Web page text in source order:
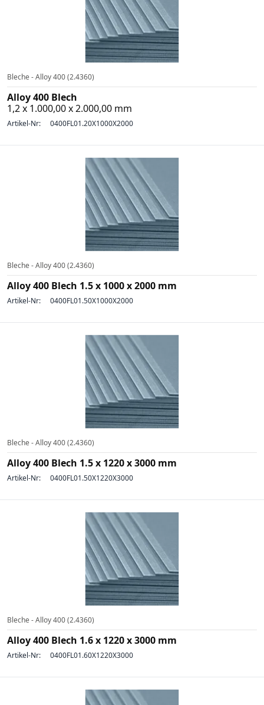
Bleche - Alloy 400 (2.4360)
Alloy 400 Blech
1,2 x 1.000,00 x 2.000,00 mm
Artikel-Nr: 0400FL01.20X1000X2000
Bleche - Alloy 400 (2.4360)
Alloy 400 Blech 1.5 x 1000 x 2000 mm
Artikel-Nr: 0400FL01.50X1000X2000
Bleche - Alloy 400 (2.4360)
Alloy 400 Blech 1.5 x 1220 x 3000 mm
Artikel-Nr: 0400FL01.50X1220X3000
Bleche - Alloy 400 (2.4360)
Alloy 400 Blech 1.6 x 1220 x 3000 mm
Artikel-Nr: 0400FL01.60X1220X3000